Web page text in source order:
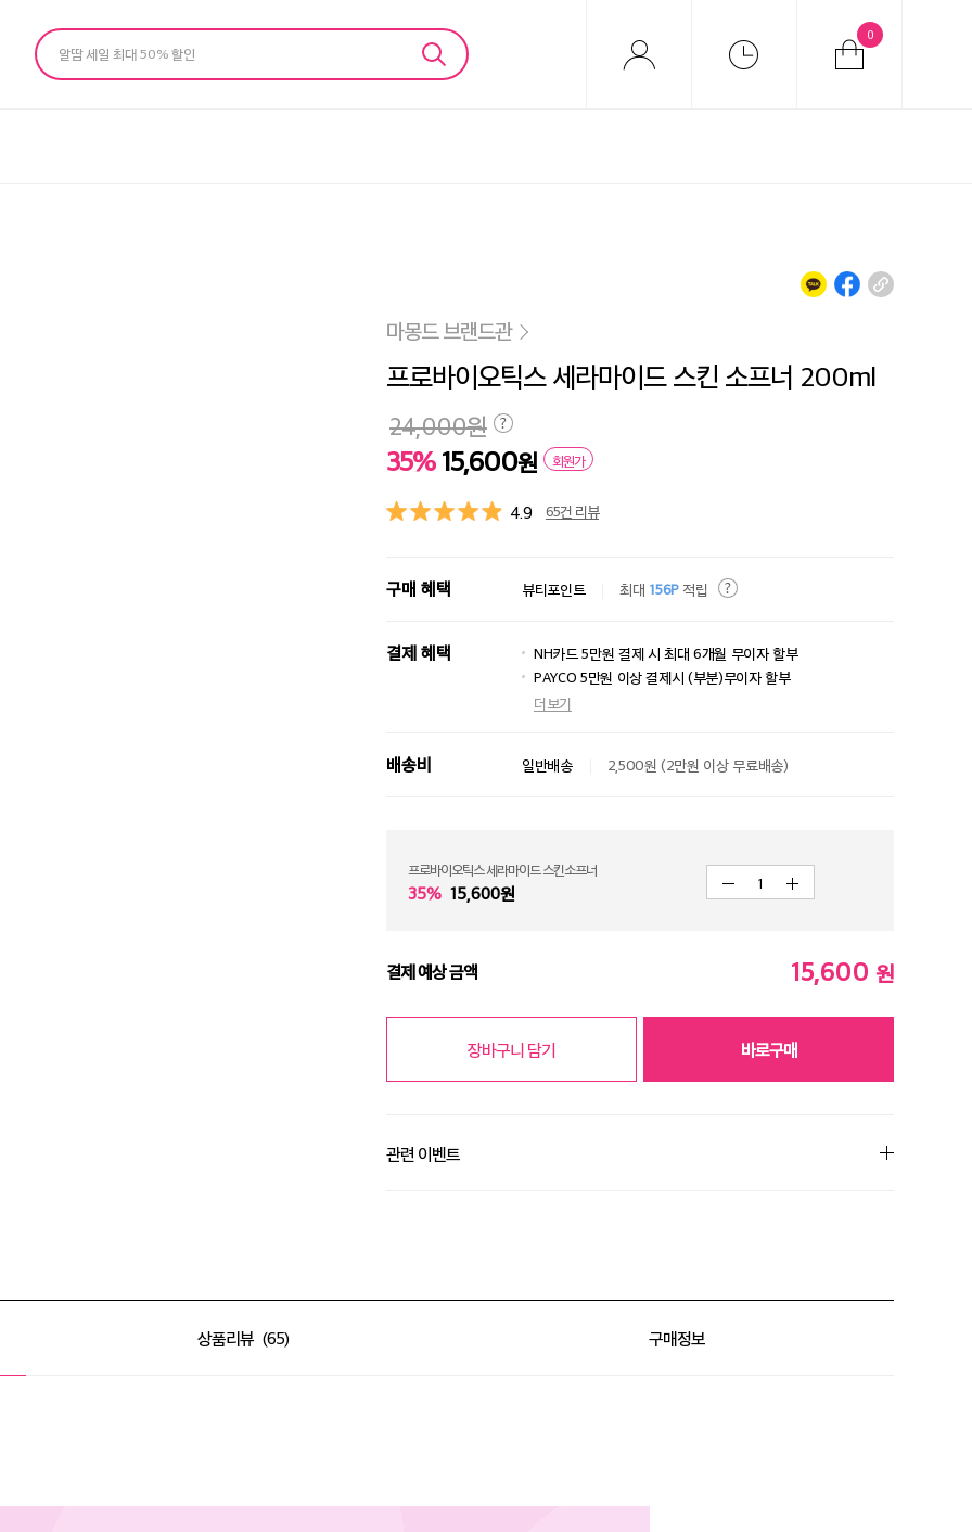
알땀 세일 최대 50% 할인
0
마몽드 브랜드관
프로바이오틱스 세라마이드 스킨 소프너 200ml
35% 15,600원 회원가
24,000원
4.9 65건 리뷰
구매 혜택 뷰티포인트 최대 156P적립
결제 혜택
NH카드 5만원 결제 시 최대 6개월 무이자 할부
PAYCO 5만원 이상 결제시 (부분)무이자 할부
더보기
배송비 일반배송 2,500원 (2만원 이상 무료배송)
프로바이오틱스 세라마이드 스킨소프너
35% 15,600원 1
결제 예상 금액 15,600 원
장바구니 담기 바로구매
관련 이벤트
상품리뷰 65 구매정보